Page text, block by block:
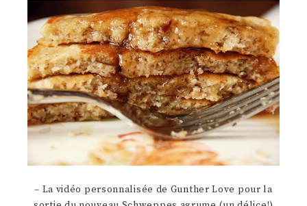
– La vidéo personnalisée de Gunther Love pour la